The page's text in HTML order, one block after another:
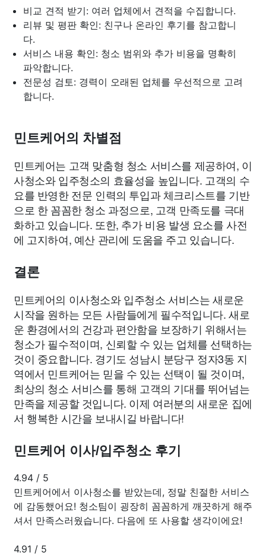
비교 견적 받기: 여러 업체에서 견적을 수집합니다.
리뷰 및 평판 확인: 친구나 온라인 후기를 참고합니
다.
서비스 내용 확인: 청소 범위와 추가 비용을 명확히
파악합니다.
전문성 검토: 경력이 오래된 업체를 우선적으로 고려
합니다.
민트케어의 차별점
민트케어는 고객 맞춤형 청소 서비스를 제공하여, 이
사청소와 입주청소의 효율성을 높입니다. 고객의 수
요를 반영한 전문 인력의 투입과 체크리스트를 기반
으로 한 꼼꼼한 청소 과정으로, 고객 만족도를 극대
화하고 있습니다. 또한, 추가 비용 발생 요소를 사전
에 고지하여, 예산 관리에 도움을 주고 있습니다.
결론
민트케어의 이사청소와 입주청소 서비스는 새로운
시작을 원하는 모든 사람들에게 필수적입니다. 새로
운 환경에서의 건강과 편안함을 보장하기 위해서는
청소가 필수적이며, 신뢰할 수 있는 업체를 선택하는
것이 중요합니다. 경기도 성남시 분당구 정자3동 지
역에서 민트케어는 믿을 수 있는 선택이 될 것이며,
최상의 청소 서비스를 통해 고객의 기대를 뛰어넘는
만족을 제공할 것입니다. 이제 여러분의 새로운 집에
서 행복한 시간을 보내시길 바랍니다!
민트케어 이사/입주청소 후기
4.94 / 5
민트케어에서 이사청소를 받았는데, 정말 친절한 서비스
에 감동했어요! 청소팀이 굉장히 꼼꼼하게 깨끗하게 해주
셔서 만족스러웠습니다. 다음에 또 사용할 생각이에요!
4.91 / 5